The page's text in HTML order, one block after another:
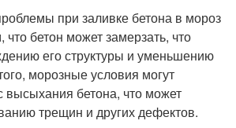
при заливке бетона в мороз
бетон может замерзать, что
его структуры и уменьшению
морозные условия могут
высыхания бетона, что может
трещин и других дефектов.